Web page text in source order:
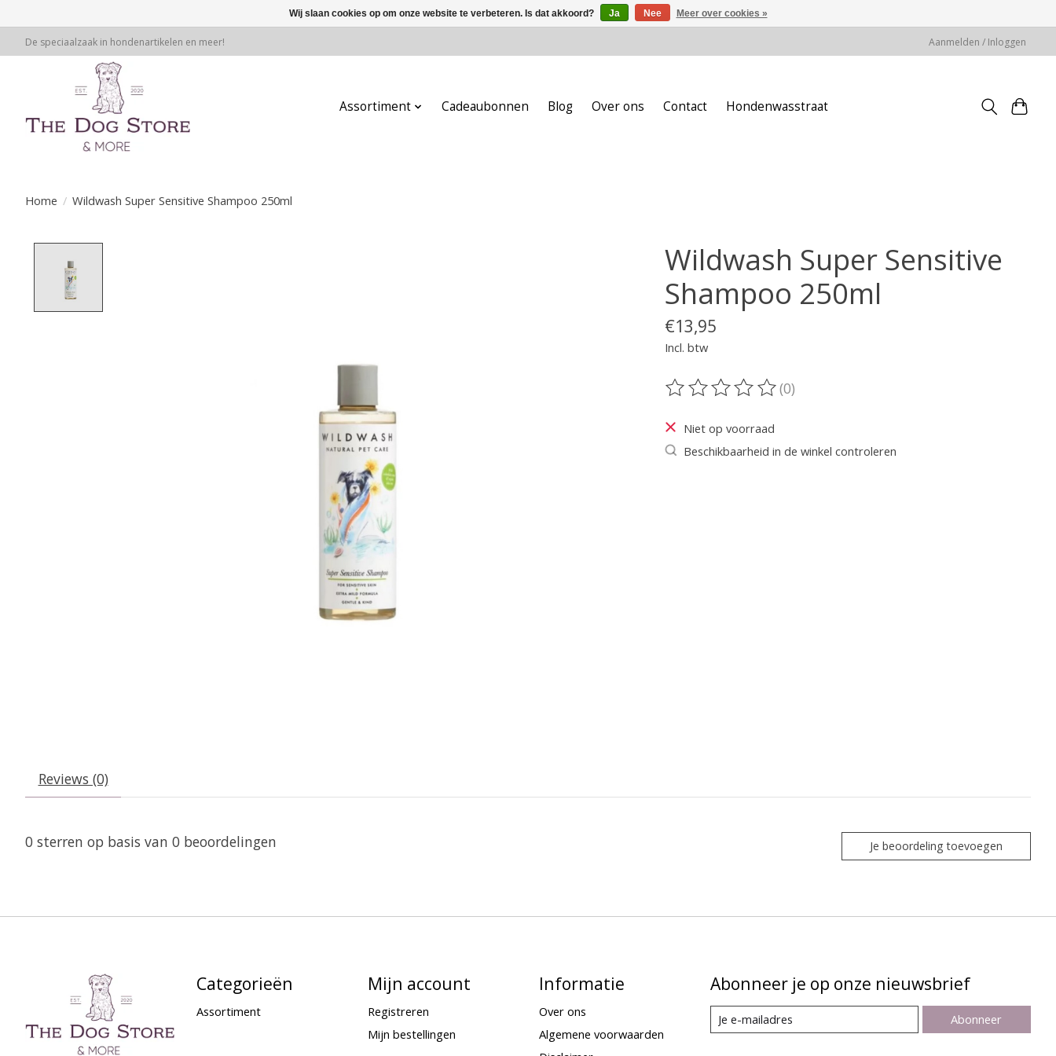
De speciaalzaak in hondenartikelen en meer! Aanmelden / Inloggen
Assortiment Cadeaubonnen Blog Over ons Contact Hondenwasstraat
Home / Wildwash Super Sensitive Shampoo 250ml
Wildwash Super Sensitive
Shampoo 250ml
€13,95
Incl. btw
De beoordeling van dit product is
(0)
Niet op voorraad
Beschikbaarheid in de winkel controleren
Reviews (0)
0 sterren op basis van 0 beoordelingen Je beoordeling toevoegen
Categorieën
Assortiment
Mijn account
Registreren
Mijn bestellingen
Informatie
Over ons
Algemene voorwaarden
Abonneer je op onze nieuwsbrief
Abonneer
Wij slaan cookies op om onze website te verbeteren. Is dat akkoord? Ja Nee Meer over cookies »